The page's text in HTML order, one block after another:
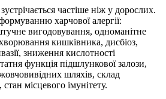
частіше ніж у дорослих.
харчової алергії:
вигодовування, одноманітне
кишківника, дисбіоз,
зниження кислотності
функція підшлункової залози,
жовчовивідних шляхів, склад
місцевого імунітету.